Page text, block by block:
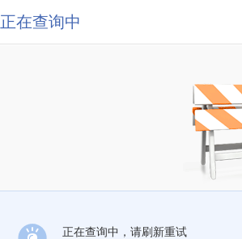
正在查询中
正在查询中，请刷新重试